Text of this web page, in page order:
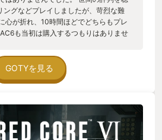
ングなどプレイしましたが、苛烈な難
心が折れ、10時間ほどでどちらもプレ
も当初は購入するつもりはありませ
日の直前だったこともあり、購入する
です。 しかし、発売数日前からのACフ
な盛り上がりにつられてしまい、結局
ームの中でもトップクラスに大好きな
かったところ 本作の素晴らしいところ
おいて最も大事な"爽快さ"が極まって
GOTYを見る